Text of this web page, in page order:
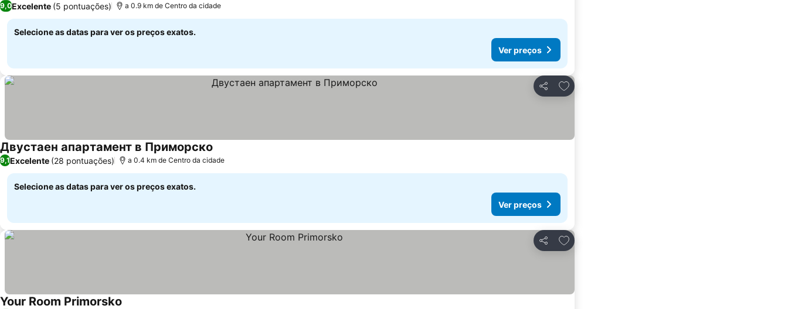
9,0Excelente (5 pontuações) a 0.9 km de Centro da cidade
Selecione as datas para ver os preços exatos.
Ver preços
Partilhar
Adicionar aos favoritos
Двустаен апартамент в Приморско
9,1Excelente (28 pontuações) a 0.4 km de Centro da cidade
Selecione as datas para ver os preços exatos.
Ver preços
Partilhar
Adicionar aos favoritos
Your Room Primorsko